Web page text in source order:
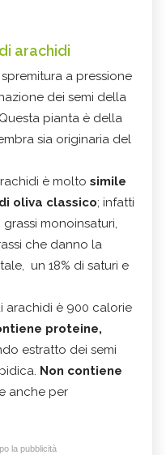
arachidi
a pressione
dei semi della
pianta è della
sia originaria del
è molto simile
oliva classico; infatti
monoinsaturi,
che danno la
un 18% di saturi e
arachidi è 900 calorie
proteine,
estratto dei semi
Non contiene
anche per
la pubblicità